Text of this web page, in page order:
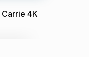
4K